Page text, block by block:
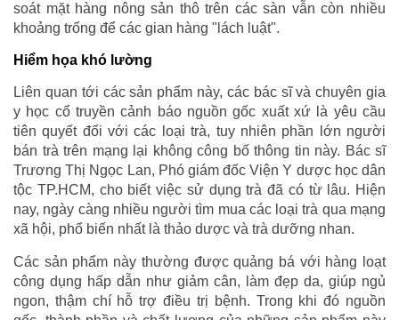
soát mặt hàng nông sản thô trên các sàn vẫn còn nhiều
khoảng trống để các gian hàng "lách luật".
Hiểm họa khó lường
Liên quan tới các sản phẩm này, các bác sĩ và chuyên gia
y học cổ truyền cảnh báo nguồn gốc xuất xứ là yêu cầu
tiên quyết đối với các loại trà, tuy nhiên phần lớn người
bán trà trên mạng lại không công bố thông tin này. Bác sĩ
Trương Thị Ngọc Lan, Phó giám đốc Viện Y dược học dân
tộc TP.HCM, cho biết việc sử dụng trà đã có từ lâu. Hiện
nay, ngày càng nhiều người tìm mua các loại trà qua mạng
xã hội, phổ biến nhất là thảo dược và trà dưỡng nhan.
Các sản phẩm này thường được quảng bá với hàng loạt
công dụng hấp dẫn như giảm cân, làm đẹp da, giúp ngủ
ngon, thậm chí hỗ trợ điều trị bệnh. Trong khi đó nguồn